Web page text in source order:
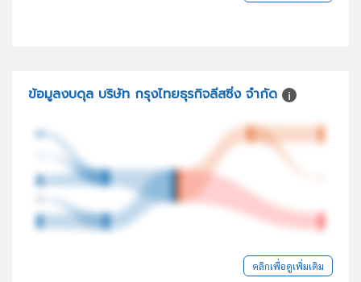
ข้อมูลงบดุล บริษัท กรุงไทยธุรกิจลีสซิ่ง จำกัด
คลิกเพื่อดูเพิ่มเติม